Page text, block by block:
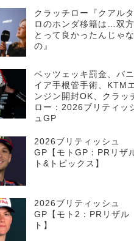
クラッチロー『クアル
ロのホンダ移籍は…双
とって良かったんじゃ
の』
ベッツェッキ罰金、バ
イア手根管手術、KTM
ンジン開封OK、クラッ
ロー：2026ブリティッ
ュGP
2026ブリティッシュ
GP【モトGP：PRリザ
ト&トピックス】
2026ブリティッシュ
GP【モト2：PRリザル
ト】